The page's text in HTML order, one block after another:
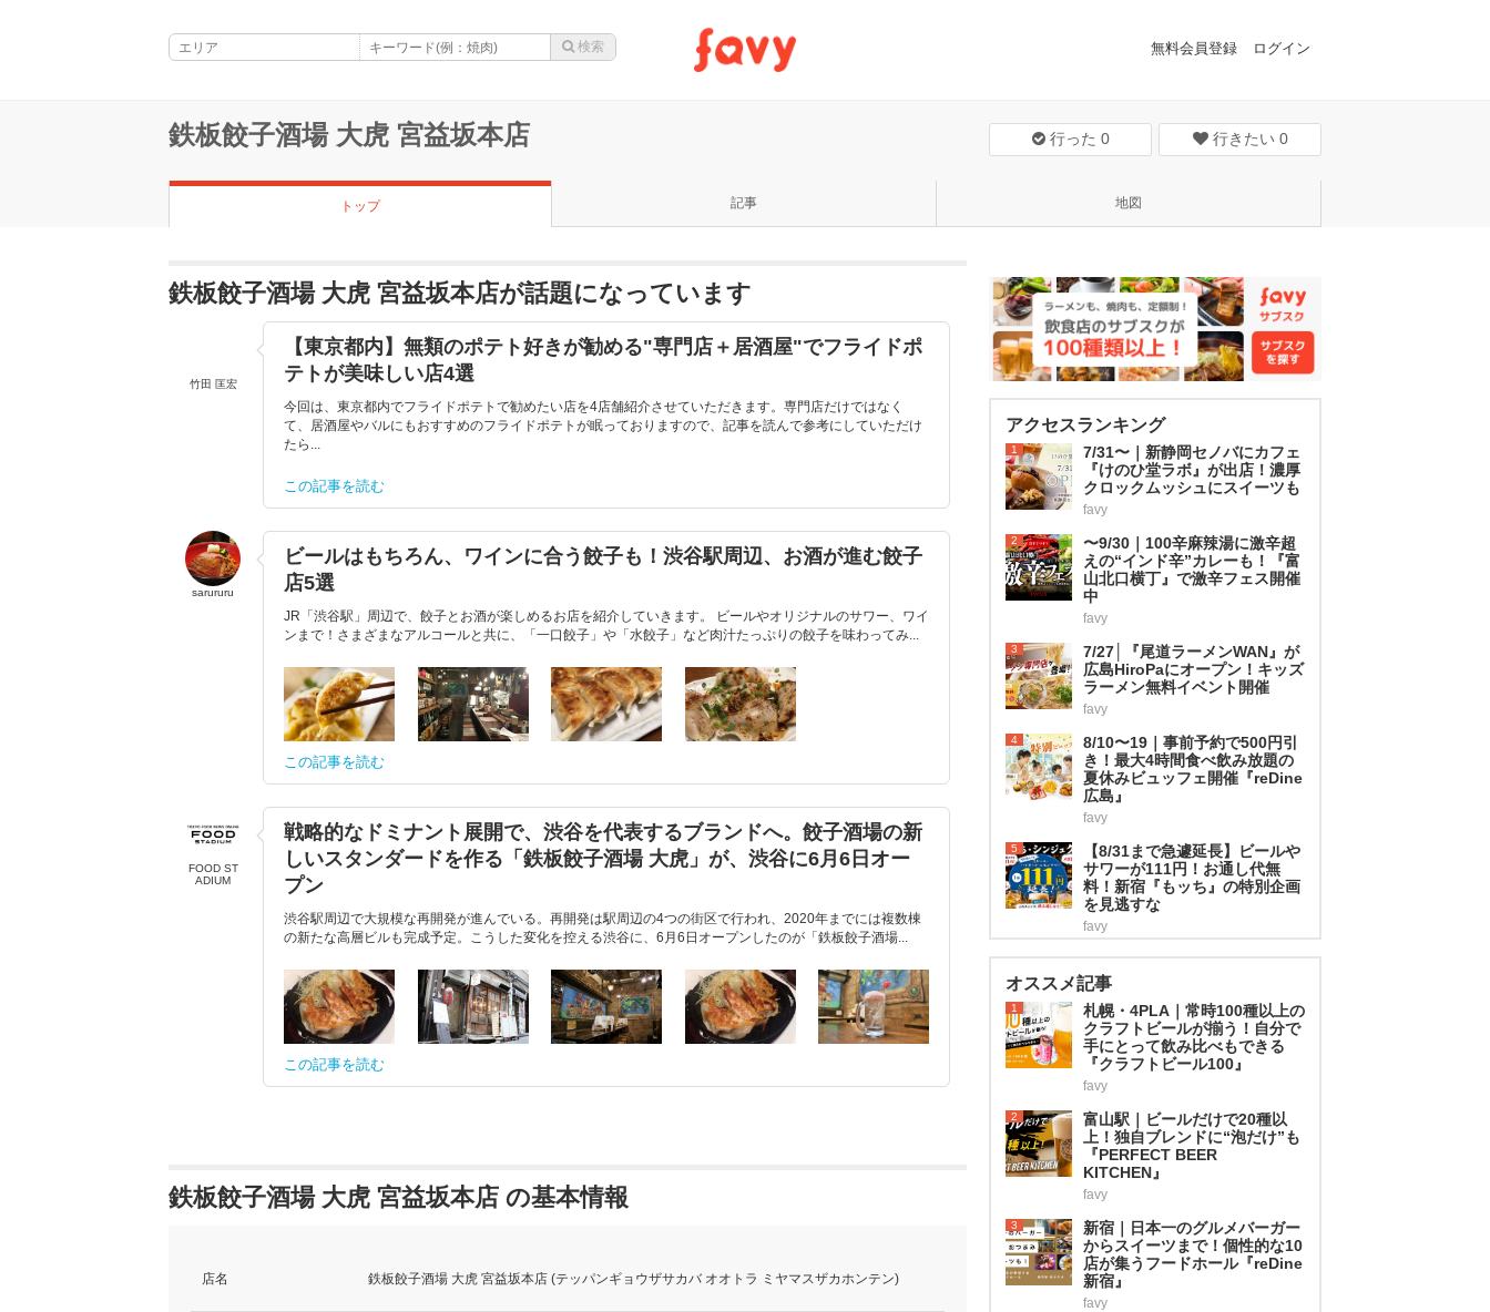
無料会員登録 ログイン
鉄板餃子酒場 大虎 宮益坂本店 行った 0 行きたい 0
トップ 記事 地図
鉄板餃子酒場 大虎 宮益坂本店が話題になっています
竹田 匡宏
【東京都内】無類のポテト好きが勧める"専門店＋居酒屋"でフライドポ
テトが美味しい店4選
今回は、東京都内でフライドポテトで勧めたい店を4店舗紹介させていただきます。専門店だけではなく
て、居酒屋やバルにもおすすめのフライドポテトが眠っておりますので、記事を読んで参考にしていただけ
たら...
この記事を読む
sarururu
ビールはもちろん、ワインに合う餃子も！渋谷駅周辺、お酒が進む餃子
店5選
JR「渋谷駅」周辺で、餃子とお酒が楽しめるお店を紹介していきます。 ビールやオリジナルのサワー、ワイ
ンまで！さまざまなアルコールと共に、「一口餃子」や「水餃子」など肉汁たっぷりの餃子を味わってみ...
この記事を読む
FOOD ST
ADIUM
戦略的なドミナント展開で、渋谷を代表するブランドへ。餃子酒場の新
しいスタンダードを作る「鉄板餃子酒場 大虎」が、渋谷に6月6日オー
プン
渋谷駅周辺で大規模な再開発が進んでいる。再開発は駅周辺の4つの街区で行われ、2020年までには複数棟
の新たな高層ビルも完成予定。こうした変化を控える渋谷に、6月6日オープンしたのが「鉄板餃子酒場...
この記事を読む
鉄板餃子酒場 大虎 宮益坂本店 の基本情報
店名 鉄板餃子酒場 大虎 宮益坂本店 (テッパンギョウザサカバ オオトラ ミヤマスザカホンテン)
アクセスランキング
1
7/31〜｜新静岡セノバにカフェ
『けのひ堂ラボ』が出店！濃厚
クロックムッシュにスイーツも
favy
2
〜9/30｜100辛麻辣湯に激辛超
えの“インド辛”カレーも！『富
山北口横丁』で激辛フェス開催
中
favy
3
7/27│『尾道ラーメンWAN』が
広島HiroPaにオープン！キッズ
ラーメン無料イベント開催
favy
4
8/10〜19｜事前予約で500円引
き！最大4時間食べ飲み放題の
夏休みビュッフェ開催『reDine
広島』
favy
5
【8/31まで急遽延長】ビールや
サワーが111円！お通し代無
料！新宿『もッち』の特別企画
を見逃すな
favy
オススメ記事
1
札幌・4PLA｜常時100種以上の
クラフトビールが揃う！自分で
手にとって飲み比べもできる
『クラフトビール100』
favy
2
富山駅｜ビールだけで20種以
上！独自ブレンドに“泡だけ”も
『PERFECT BEER
KITCHEN』
favy
3
新宿｜日本一のグルメバーガー
からスイーツまで！個性的な10
店が集うフードホール『reDine
新宿』
favy